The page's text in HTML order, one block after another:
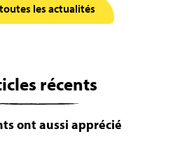
les actualités
récents
ont aussi apprécié